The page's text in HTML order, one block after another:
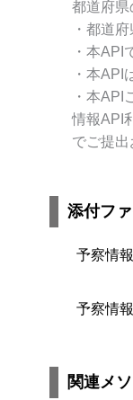
都道府県
・都道
・本API
・本API
・本
情報API
でご提出
添付フ
予察情
予察情
関連メ